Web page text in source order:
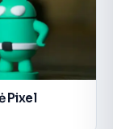
Pixel